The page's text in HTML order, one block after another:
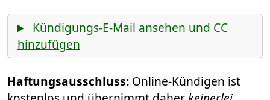
Kündigungs-E-Mail ansehen und CC
hinzufügen
Haftungsausschluss: Online-Kündigen ist